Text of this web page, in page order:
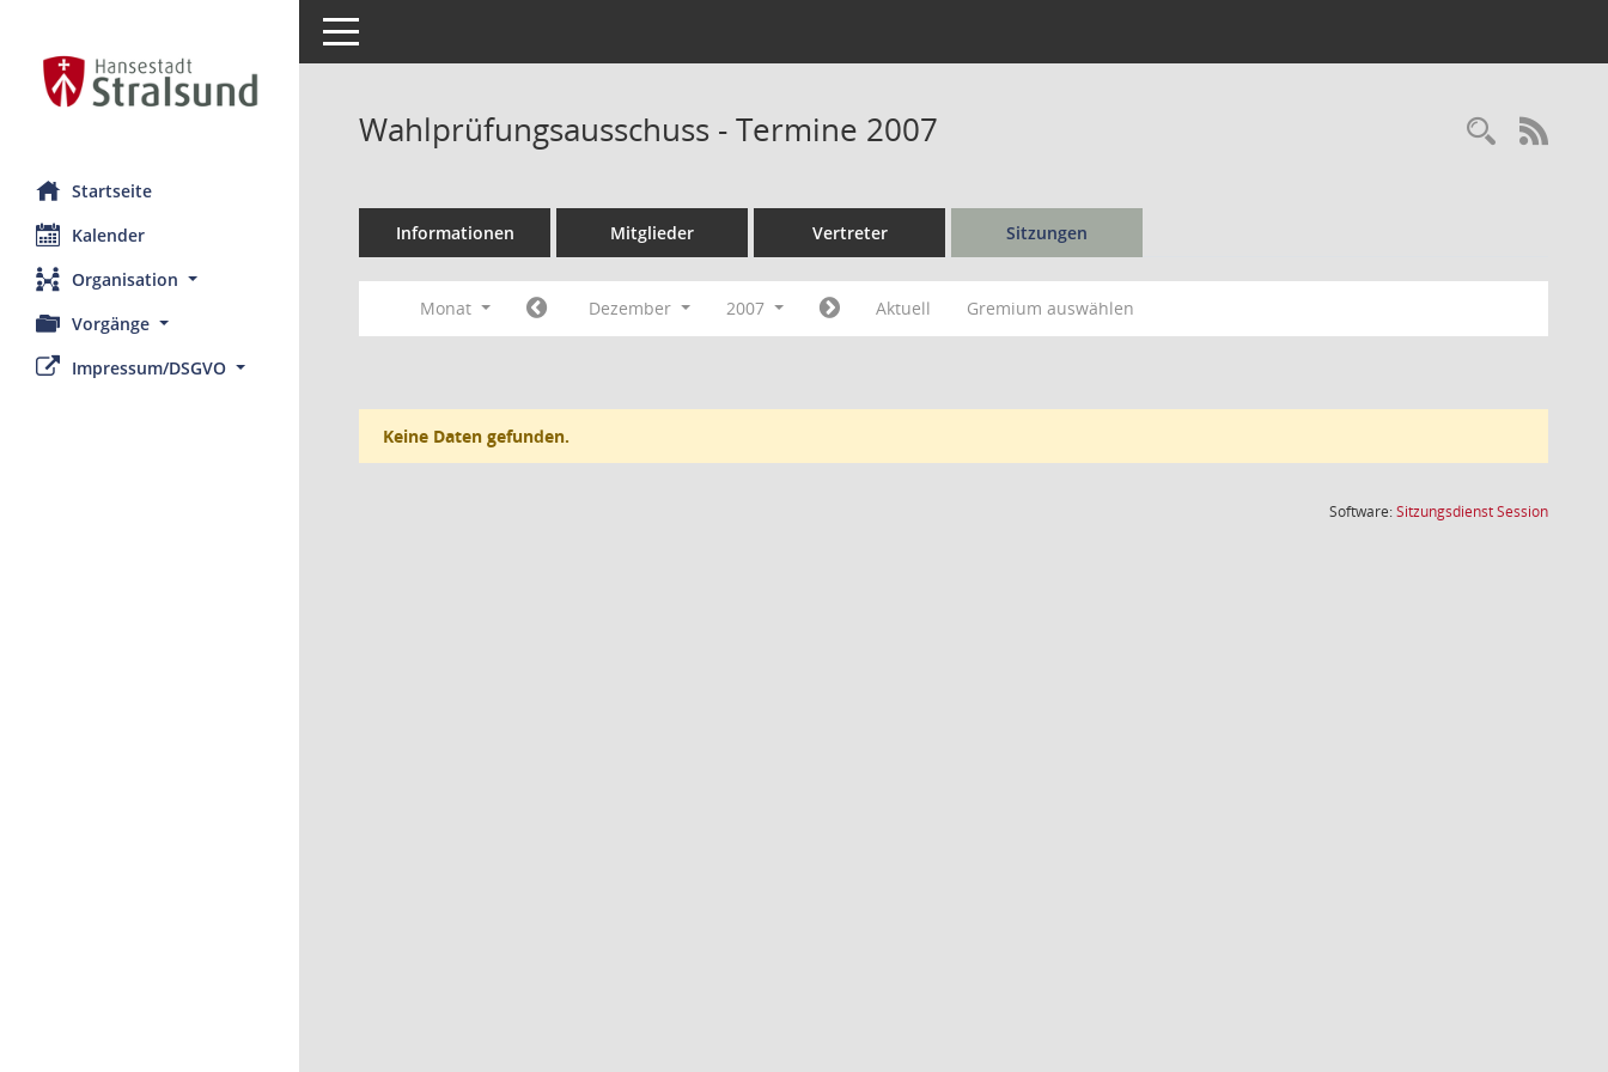
Startseite
Kalender
Organisation
Vorgänge
Impressum/DSGVO
Toggle navigation
Wahlprüfungsausschuss - Termine 2007
Informationen Mitglieder Vertreter Sitzungen
Monat Dezember 2007 Aktuell Gremium auswählen
Keine Daten gefunden.
Software:SitzungsdienstSession(Wird in